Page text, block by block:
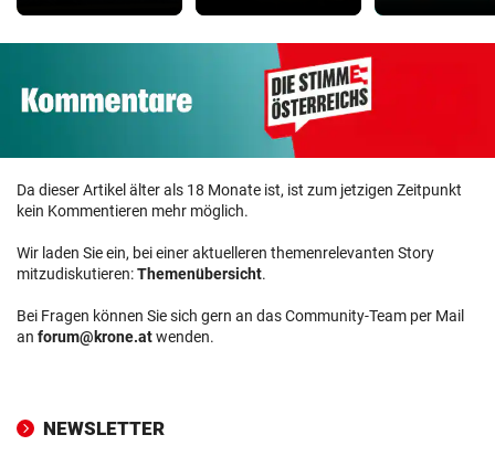
Da dieser Artikel älter als 18 Monate ist, ist zum jetzigen Zeitpunkt
kein Kommentieren mehr möglich.
Wir laden Sie ein, bei einer aktuelleren themenrelevanten Story
mitzudiskutieren:Themenübersicht.
Bei Fragen können Sie sich gern an das Community-Team per Mail
an forum@krone.atwenden.
NEWSLETTER